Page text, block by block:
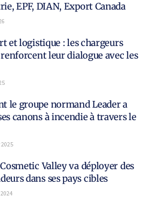
EPF, DIAN, Export Canada
et logistique : les chargeurs
leur dialogue avec les
le groupe normand Leader a
canons à incendie à travers le
2025
Cosmetic Valley va déployer des
dans ses pays cibles
2024